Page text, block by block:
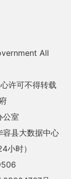
All
许可不得转载
公室
容县大数据中心
小时）